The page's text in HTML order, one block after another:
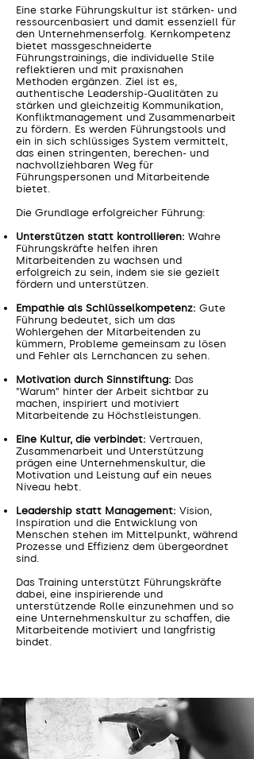
Eine starke Führungskultur ist stärken- und
ressourcenbasiert und damit essenziell für
den Unternehmenserfolg. Kernkompetenz
bietet massgeschneiderte
Führungstrainings, die individuelle Stile
reflektieren und mit praxisnahen
Methoden ergänzen. Ziel ist es,
authentische Leadership-Qualitäten zu
stärken und gleichzeitig Kommunikation,
Konfliktmanagement und Zusammenarbeit
zu fördern. Es werden Führungstools und
ein in sich schlüssiges System vermittelt,
das einen stringenten, berechen- und
nachvollziehbaren Weg für
Führungspersonen und Mitarbeitende
bietet.
Die Grundlage erfolgreicher Führung:
Unterstützen statt kontrollieren: Wahre
Führungskräfte helfen ihren
Mitarbeitenden zu wachsen und
erfolgreich zu sein, indem sie sie gezielt
fördern und unterstützen.
Empathie als Schlüsselkompetenz: Gute
Führung bedeutet, sich um das
Wohlergehen der Mitarbeitenden zu
kümmern, Probleme gemeinsam zu lösen
und Fehler als Lernchancen zu sehen.
Motivation durch Sinnstiftung: Das
"Warum" hinter der Arbeit sichtbar zu
machen, inspiriert und motiviert
Mitarbeitende zu Höchstleistungen.
Eine Kultur, die verbindet: Vertrauen,
Zusammenarbeit und Unterstützung
prägen eine Unternehmenskultur, die
Motivation und Leistung auf ein neues
Niveau hebt.
Leadership statt Management: Vision,
Inspiration und die Entwicklung von
Menschen stehen im Mittelpunkt, während
Prozesse und Effizienz dem übergeordnet
sind.
Das Training unterstützt Führungskräfte
dabei, eine inspirierende und
unterstützende Rolle einzunehmen und so
eine Unternehmenskultur zu schaffen, die
Mitarbeitende motiviert und langfristig
bindet.